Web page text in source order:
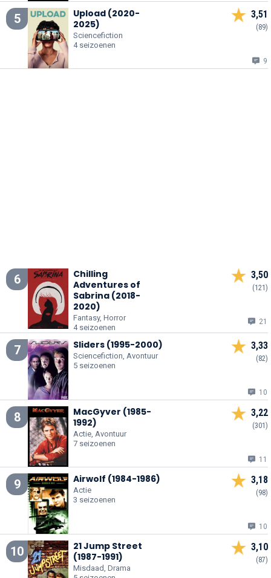
5
Upload (2020-
2025)
Sciencefiction
4 seizoenen
3,51
(89)
9
6
Chilling
Adventures of
Sabrina (2018-
2020)
Fantasy, Horror
4 seizoenen
3,50
(121)
21
7 Sliders (1995-2000)
Sciencefiction, Avontuur
5 seizoenen
3,33
(82)
10
8
MacGyver (1985-
1992)
Actie, Avontuur
7 seizoenen
3,22
(301)
11
9 Airwolf (1984-1986)
Actie
3 seizoenen
3,18
(98)
10
10
21 Jump Street
(1987-1991)
Misdaad, Drama
3,10
(87)